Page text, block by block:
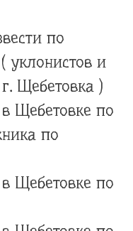
по
уклонистов и
Щебетовка )
Щебетовке по
по
Щебетовке по